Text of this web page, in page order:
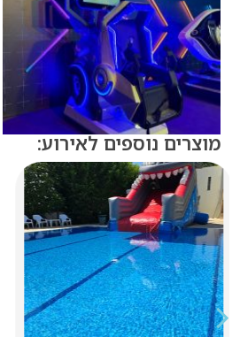
מוצרים נוספים לאירוע: